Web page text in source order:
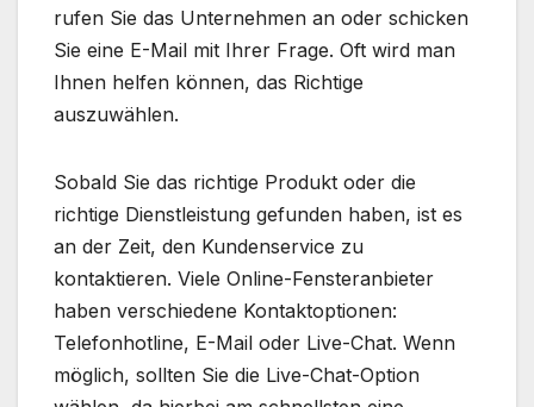
rufen Sie das Unternehmen an oder schicken
Sie eine E-Mail mit Ihrer Frage. Oft wird man
Ihnen helfen können, das Richtige
auszuwählen.
Sobald Sie das richtige Produkt oder die
richtige Dienstleistung gefunden haben, ist es
an der Zeit, den Kundenservice zu
kontaktieren. Viele Online-Fensteranbieter
haben verschiedene Kontaktoptionen:
Telefonhotline, E-Mail oder Live-Chat. Wenn
möglich, sollten Sie die Live-Chat-Option